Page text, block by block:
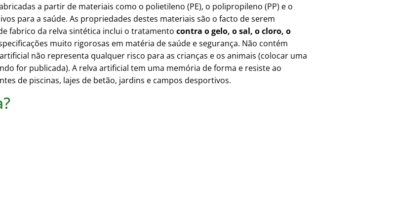
a partir de materiais como o polietileno (PE), o polipropileno (PP) e o
para a saúde. As propriedades destes materiais são o facto de serem
fabrico da relva sintética inclui o tratamento contra o gelo, o sal, o cloro, o
muito rigorosas em matéria de saúde e segurança. Não contém
não representa qualquer risco para as crianças e os animais (colocar uma
for publicada). A relva artificial tem uma memória de forma e resiste ao
de piscinas, lajes de betão, jardins e campos desportivos.